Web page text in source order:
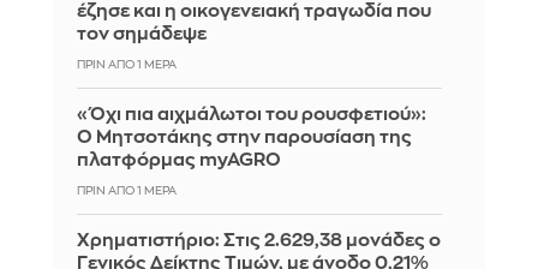
έζησε και η οικογενειακή τραγωδία που
τον σημάδεψε
ΠΡΙΝ ΑΠΌ 1 ΜΈΡΑ
«Όχι πια αιχμάλωτοι του ρουσφετιού»:
Ο Μητσοτάκης στην παρουσίαση της
πλατφόρμας myAGRO
ΠΡΙΝ ΑΠΌ 1 ΜΈΡΑ
Χρηματιστήριο: Στις 2.629,38 μονάδες ο
Γενικός Δείκτης Τιμών, με άνοδο 0,21%